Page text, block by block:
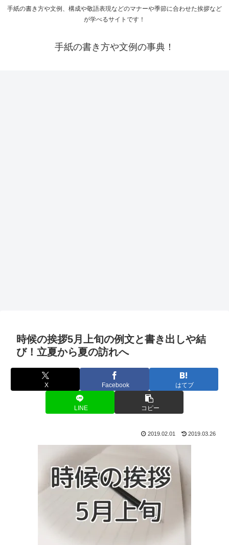
手紙の書き方や文例、構成や敬語表現などのマナーや季節に合わせた挨拶など
が学べるサイトです！
手紙の書き方や文例の事典！
時候の挨拶5月上旬の例文と書き出しや結
び！立夏から夏の訪れへ
X Facebook はてブ
LINE コピー
2019.02.01 2019.03.26